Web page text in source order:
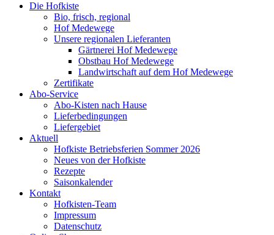
Die Hofkiste
Bio, frisch, regional
Hof Medewege
Unsere regionalen Lieferanten
Gärtnerei Hof Medewege
Obstbau Hof Medewege
Landwirtschaft auf dem Hof Medewege
Zertifikate
Abo-Service
Abo-Kisten nach Hause
Lieferbedingungen
Liefergebiet
Aktuell
Hofkiste Betriebsferien Sommer 2026
Neues von der Hofkiste
Rezepte
Saisonkalender
Kontakt
Hofkisten-Team
Impressum
Datenschutz